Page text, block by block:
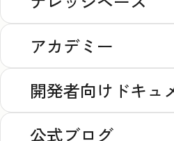
アカデミー
開発者向けドキュ
公式ブログ